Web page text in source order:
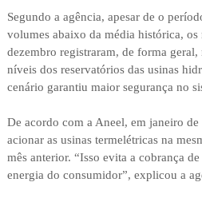
Segundo a agência, apesar de o
volumes abaixo da média histórica, os
dezembro registraram, de forma geral,
níveis dos reservatórios das usinas
cenário garantiu maior segurança no
De acordo com a Aneel, em janeiro de
acionar as usinas termelétricas na
mês anterior. “Isso evita a cobrança
energia do consumidor”, explicou a